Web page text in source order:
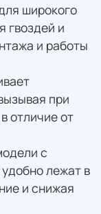
широкого
гвоздей и
и работы
при
отличие от
с
лежат в
и снижая